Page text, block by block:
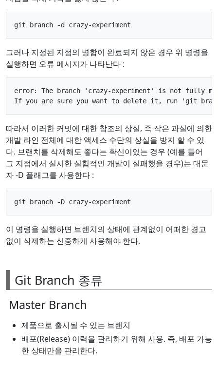
그러나 지정된 지점의 병합이 완료되지 않은 경우 위 명령을
실행하면 오류 메시지가 나타난다 :
error: The branch 'crazy-experiment' is not fully
따라서 이러한 커밋에 대한 참조의 상실, 즉 작은 과실에 의한
개발 라인 전체에 대한 액세스 수단의 상실을 방지 할 수 있
다. 브랜치를 삭제해도 좋다는 확신이있는 경우 (예를 들어
그 지점에서 실시한 실험적인 개발이 실패했을 경우)는 대문
자 -D 플래그를 사용한다 :
이 명령을 실행하면 브랜치의 상태에 관계없이 어떠한 경고
없이 삭제하는 신중하게 사용해야 한다.
Git Branch 종류
Master Branch
제품으로 출시될 수 있는 브랜치
배포(Release) 이력을 관리하기 위해 사용. 즉, 배포 가능
한 상태만을 관리한다.